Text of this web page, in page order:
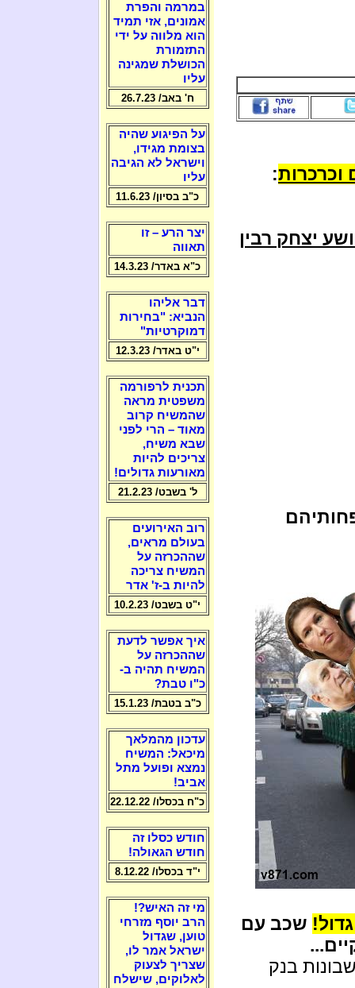
וכרכרות:
יצחק רבין
שכב עם
בנק
במרמה והפרת
אמונים, אזי תמיד
הוא מלווה על ידי
התזמורת
הכושלת שמגינה
עליו
ח' באב/ 26.7.23
על הפיגוע שהיה
בצומת מגידו,
וישראל לא הגיבה
עליו
כ"ב בסיון/ 11.6.23
יצר הרע – זו
תאווה
כ"א באדר/ 14.3.23
דבר אליהו
הנביא: "בחירות
דמוקרטיות"
י"ט באדר/ 12.3.23
תכנית לרפורמה
משפטית מראה
שהמשיח קרוב
מאוד – הרי לפני
שבא משיח,
צריכים להיות
מאורעות גדולים!
ל' בשבט/ 21.2.23
רוב האירועים
בעולם מראים,
שההכרזה על
המשיח צריכה
להיות ב-ז' אדר
י"ט בשבט/ 10.2.23
איך אפשר לדעת
שההכרזה על
המשיח תהיה ב-
כ"ו טבת?
כ"ב בטבת/ 15.1.23
עדכון מהמלאך
מיכאל: המשיח
נמצא ופועל מתל
אביב!
כ"ח בכסלו/ 22.12.22
חודש כסלו זה
חודש הגאולה!
י"ד בכסלו/ 8.12.22
מי זה האיש?!
הרב יוסף מזרחי
טוען, שגדול
ישראל אמר לו,
שצריך לצעוק
לאלוקים, שישלח